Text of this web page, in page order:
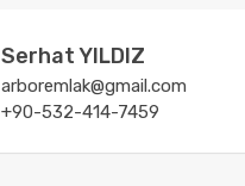
Serhat YILDIZ
arboremlak@gmail.com
+90-532-414-7459